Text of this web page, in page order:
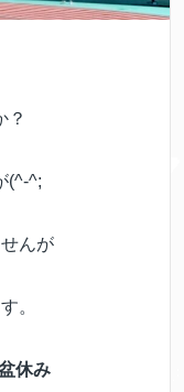
？
(^-^;
んが
。
休み